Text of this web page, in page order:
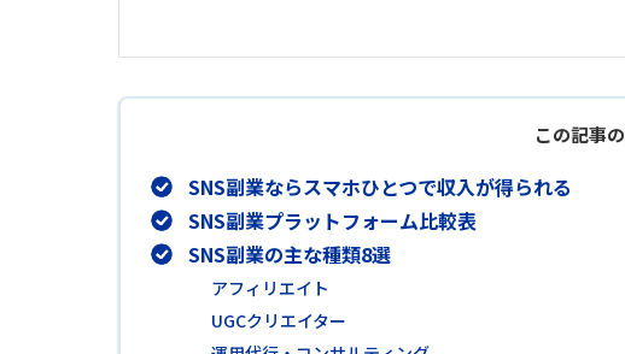
この記事
SNS副業ならスマホひとつで収入が得られる
SNS副業プラットフォーム比較表
SNS副業の主な種類8選
アフィリエイト
UGCクリエイター